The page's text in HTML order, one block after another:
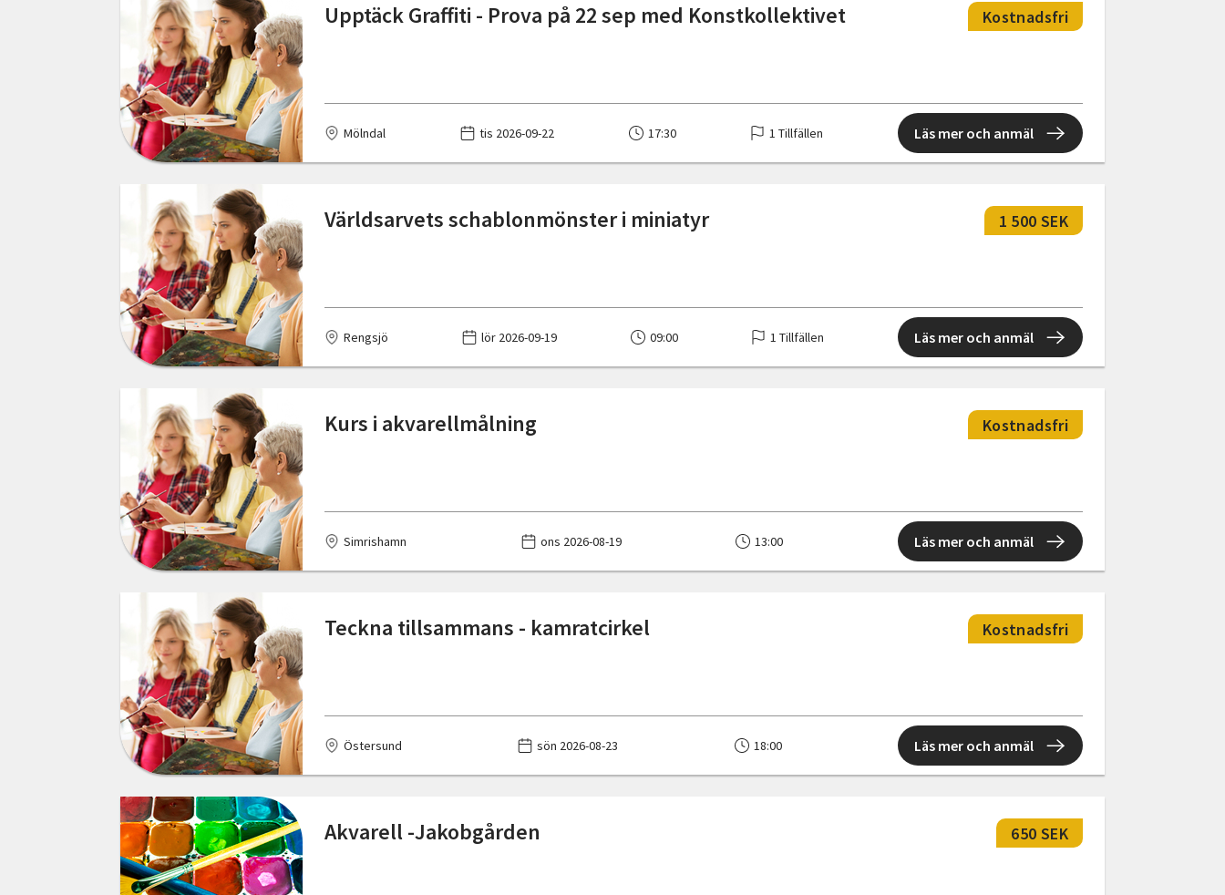
Kungälv
Landskrona
Lidköping
Lilla Edet
Ludvika
Luleå
Långasjö
Malmö
Mölndal
Mölnlycke
Mönsterås
Nybro
Oskarshamn
Pajala
Partille
Rengsjö
Simrishamn
Skellefteå
Upptäck Graffiti - Prova på 22 sep med Konstkollektivet Kostnadsfri
Mölndal tis 2026-09-22 17:30 1 Tillfällen Läs mer och anmäl
Världsarvets schablonmönster i miniatyr 1 500 SEK
Rengsjö lör 2026-09-19 09:00 1 Tillfällen Läs mer och anmäl
Kurs i akvarellmålning Kostnadsfri
Simrishamn ons 2026-08-19 13:00 Läs mer och anmäl
Teckna tillsammans - kamratcirkel Kostnadsfri
Östersund sön 2026-08-23 18:00 Läs mer och anmäl
Akvarell -Jakobgården 650 SEK